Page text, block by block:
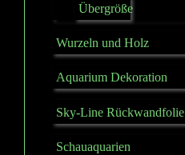
Übergröße
Wurzeln und Holz
Aquarium Dekoration
Sky-Line Rückwandfolie
Schauaquarien